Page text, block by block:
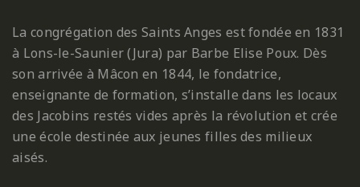
La congrégation des Saints Anges est fondée en 1831
à Lons-le-Saunier (Jura) par Barbe Elise Poux. Dès
son arrivée à Mâcon en 1844, le fondatrice,
enseignante de formation, s’installe dans les locaux
des Jacobins restés vides après la révolution et crée
une école destinée aux jeunes filles des milieux
aisés.